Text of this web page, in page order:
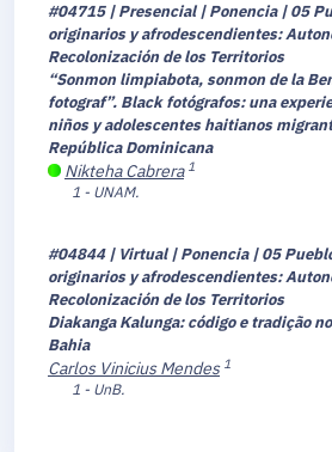
#04715 | Presencial | Ponencia | 05
originarios y afrodescendientes:
Recolonización de los Territorios
“Sonmon limpiabota, sonmon de la
fotograf”. Black fotógrafos: una
niños y adolescentes haitianos
República Dominicana
Nikteha Cabrera 1
1 - UNAM.
#04844 | Virtual | Ponencia | 05
originarios y afrodescendientes:
Recolonización de los Territorios
Diakanga Kalunga: código e tradição
Bahia
Carlos Vinicius Mendes 1
1 - UnB.